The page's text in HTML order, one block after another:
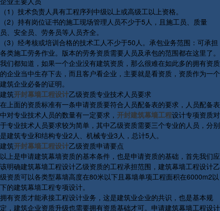
（1）技术负责人具有工程序列中级以上或高级工以上资格。
（2）持有岗位证书的施工现场管理人员不少于5人，且施工员、质量
员、安全员、劳务员等人员齐全。
（3）经考核或培训合格的技术工人不少于50人。承包业务范围：可承担
各类施工劳务作业。版本的劳务资质需要人员及承包的范围都在这里了。
我们都知道，如果一个企业没有建筑资质，那么很难在如此多的拥有资质
的企业当中生存下去，而且客户看企业，主要就是看资质，资质作为一个
建筑企业必备的证明。
建筑开封幕墙工程设计乙级资质专业技术人员要求
在上面的资质标准有一条申请资质要符合人员配备表的要求，人员配备表
中对专业技术人员的数量有一定要求， 开封建筑幕墙工程设计专项资质对
于专业技术人员要求较为简单，其中乙级资质需要三个专业的人员，分别
是建筑专业和结构专业2人、机械专业3人，总计5人。
建筑开封幕墙工程设计乙级资质申请要点
以上是申请建筑幕墙资质的基本条件，也是申请资质的基础，首先我们应
该明确建筑幕墙工程设计乙级资质的工程承担范围，建筑幕墙工程设计乙
级资质可以各类型幕墙高度在80米以下且幕墙单项工程面积在6000m2以
下的建筑幕墙工程专项设计。
拥有资质才能承接工程设计业务，这是建筑业企业的共识，也是基本规
定，建筑企业资质升级也需要拥有资质基础才可。申请建筑幕墙工程设计